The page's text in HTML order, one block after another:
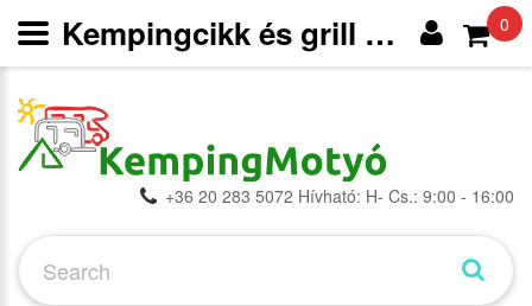
+36 20 283 5072 Hívható: H- Cs.: 9:00 - 16:00
0
Kempingcikk és grill webáruház